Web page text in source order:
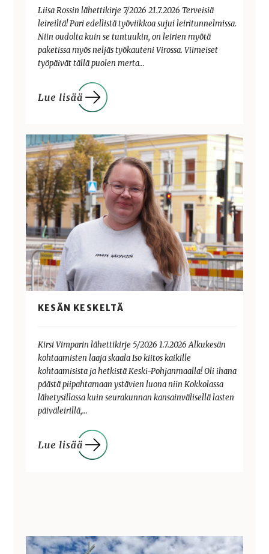
Liisa Rossin lähettikirje 7/2026 21.7.2026 Terveisiä
leireiltä! Pari edellistä työviikkoa sujui leiritunnelmissa.
Niin oudolta kuin se tuntuukin, on leirien myötä
paketissa myös neljäs työkauteni Virossa. Viimeiset
työpäivät tällä puolen merta…
KESÄN KESKELTÄ
Kirsi Vimparin lähettikirje 5/2026 1.7.2026 Alkukesän
kohtaamisten laaja skaala Iso kiitos kaikille
kohtaamisista ja hetkistä Keski-Pohjanmaalla! Oli ihana
päästä piipahtamaan ystävien luona niin Kokkolassa
lähetysillassa kuin seurakunnan kansainvälisellä lasten
päiväleirillä,…